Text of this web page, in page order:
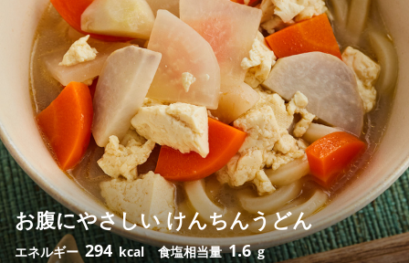
お腹にやさしい けんちんうどん
エネルギー 294 kcal 食塩相当量1.6 g